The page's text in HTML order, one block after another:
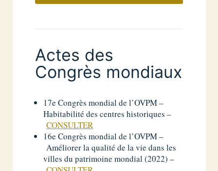
Actes des
Congrès mondiaux
17e Congrès mondial de l’OVPM –
Habitabilité des centres historiques –
CONSULTER
16e Congrès mondial de l’OVPM –
Améliorer la qualité de la vie dans les
villes du patrimoine mondial (2022) –